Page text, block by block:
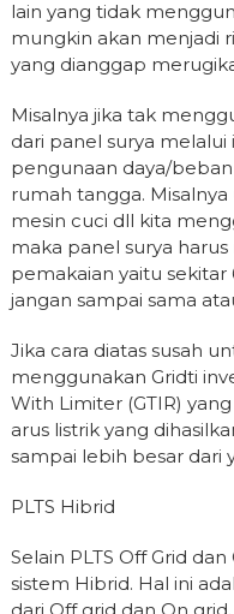
lain yang tidak
mungkin akan menjadi
yang dianggap
Misalnya jika tak
dari panel surya
pengunaan daya/
rumah tangga.
mesin cuci dll kita
maka panel surya
pemakaian yaitu sekitar
jangan sampai sama
Jika cara diatas susah
menggunakan Gridti
With Limiter (GTIR)
arus listrik yang
sampai lebih besar dari
PLTS Hibrid
Selain PLTS Off Grid
sistem Hibrid. Hal ini